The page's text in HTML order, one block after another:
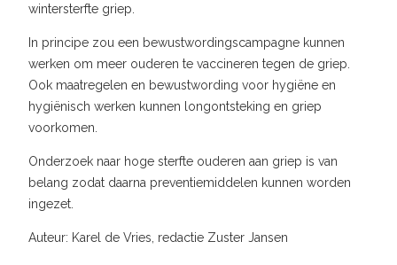
wintersterfte griep.
In principe zou een bewustwordingscampagne kunnen
werken om meer ouderen te vaccineren tegen de griep.
Ook maatregelen en bewustwording voor hygiëne en
hygiënisch werken kunnen longontsteking en griep
voorkomen.
Onderzoek naar hoge sterfte ouderen aan griep is van
belang zodat daarna preventiemiddelen kunnen worden
ingezet.
Auteur: Karel de Vries, redactie Zuster Jansen